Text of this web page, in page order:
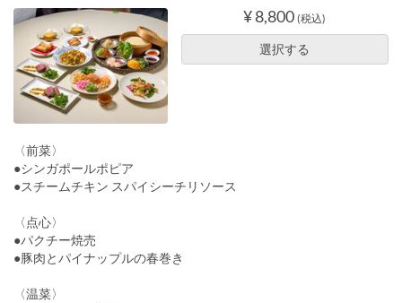
¥ 8,800 (税込)
選択する
〈前菜〉
●シンガポールポピア
●スチームチキン スパイシーチリソース
〈点心〉
●パクチー焼売
●豚肉とパイナップルの春巻き
〈温菜〉